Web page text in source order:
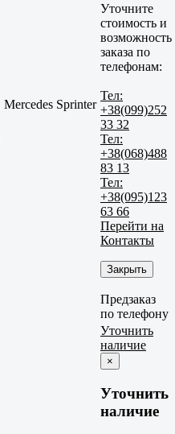
Mercedes Sprinter
Уточните
стоимость и
возможность
заказа по
телефонам:
Тел:
+38(099)252
33 32
Тел:
+38(068)488
83 13
Тел:
+38(095)123
63 66
Перейти на
Контакты
Закрыть
Предзаказ
по телефону
Уточнить
наличие
×
Уточнить
наличие